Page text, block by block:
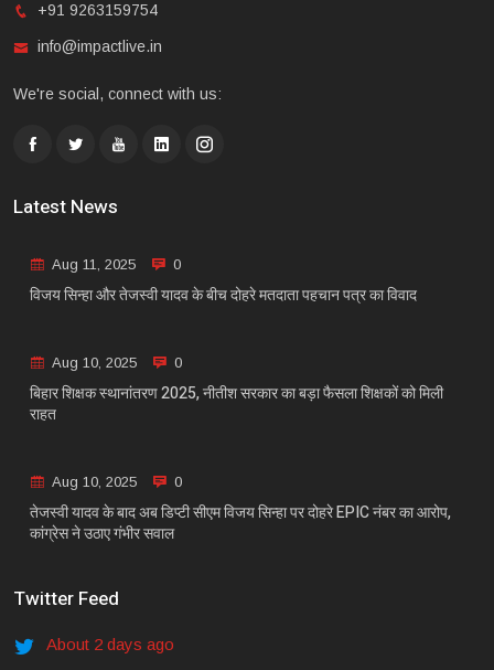
+91 9263159754
info@impactlive.in
We're social, connect with us:
Latest News
Aug 11, 2025 0
विजय सिन्हा और तेजस्वी यादव के बीच दोहरे मतदाता पहचान पत्र का विवाद
Aug 10, 2025 0
बिहार शिक्षक स्थानांतरण 2025, नीतीश सरकार का बड़ा फैसला शिक्षकों को मिली
राहत
Aug 10, 2025 0
तेजस्वी यादव के बाद अब डिप्टी सीएम विजय सिन्हा पर दोहरे EPIC नंबर का आरोप,
कांग्रेस ने उठाए गंभीर सवाल
Twitter Feed
About 2 days ago